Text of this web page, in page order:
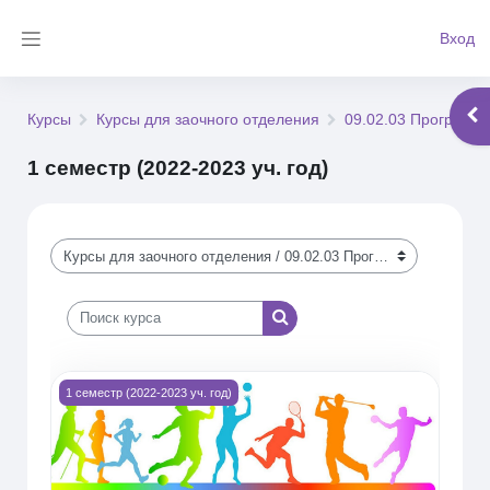
Вход
Курсы Курсы для заочного отделения 09.02.03
1 семестр (2022-2023 уч. год)
Категории курсов
Поиск курса
Поиск курса
Изображение курса Физическая культура (6ПКС-171зио)
1 семестр (2022-2023 уч. год)